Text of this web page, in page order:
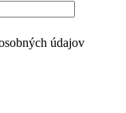
údajov